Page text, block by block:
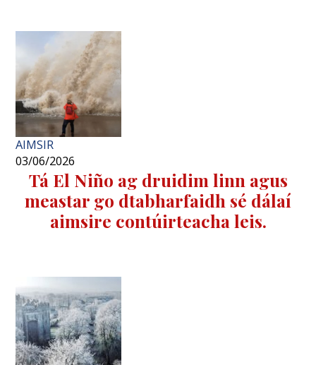
AIMSIR
03/06/2026
Tá El Niño ag druidim linn agus
meastar go dtabharfaidh sé dálaí
aimsire contúirteacha leis.